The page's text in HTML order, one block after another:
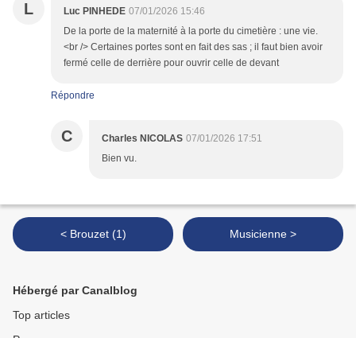
L Luc PINHEDE 07/01/2026 15:46
De la porte de la maternité à la porte du cimetière : une vie.
<br /> Certaines portes sont en fait des sas ; il faut bien avoir
fermé celle de derrière pour ouvrir celle de devant
Répondre
C Charles NICOLAS 07/01/2026 17:51
Bien vu.
< Brouzet (1) Musicienne >
Hébergé par Canalblog
Top articles